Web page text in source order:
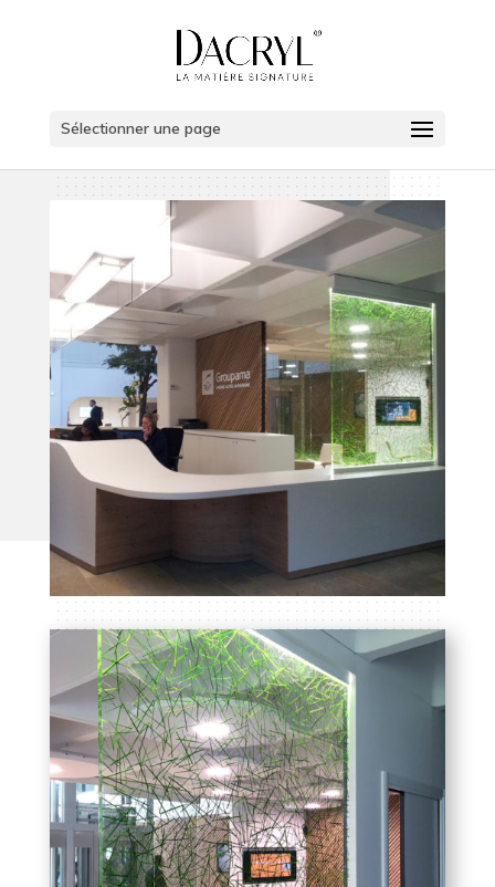
Sélectionner une page